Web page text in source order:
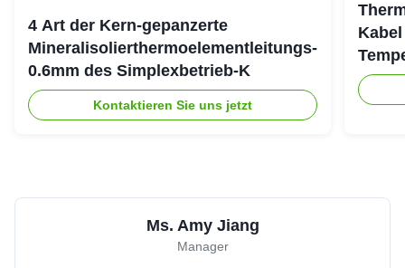
4 Art der Kern-gepanzerte
Mineralisolierthermoelementleitungs-
0.6mm des Simplexbetrieb-K
Kontaktieren Sie uns jetzt
Ms. Amy Jiang
Manager